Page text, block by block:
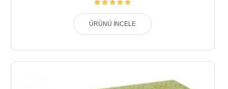
ÜRÜNÜ İNCELE